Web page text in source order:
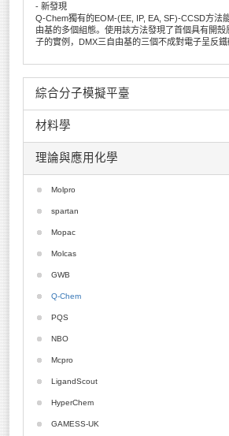
- 新發現
Q-Chem獨有的EOM-(EE, IP, EA, SF)-CCSD方法
由基的多個組態。使用該方法發現了首個具有開
子的實例，DMX三自由基的三個不成對電子呈反鐵
綜合分子模擬平臺
MedeA
Scigress
JCrystal
GROMOS
Endeavour
CrystalMaker
Tera Chem
材料學
VASP
理論與應用化學
Molpro
spartan
Mopac
Molcas
GWB
Q-Chem
PQS
NBO
Mcpro
LigandScout
HyperChem
GAMESS-UK